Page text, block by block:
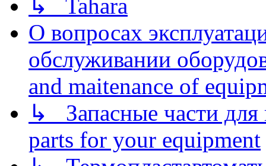
↳ Tahara
О вопросах
обслуживании
and maitenance of
↳ Запасные части для
parts for your equipment